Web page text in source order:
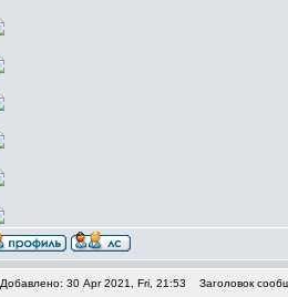
Добавлено: 30 Apr 2021, Fri, 21:53 Заголовок